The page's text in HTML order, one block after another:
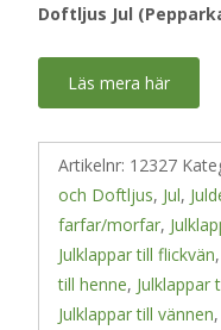
Doftljus Jul
Läs mera här
Artikelnr: 12327
och Doftljus, Jul,
farfar/morfar,
Julklappar till flickvän,
till henne, Julklappar
Julklappar till vännen,